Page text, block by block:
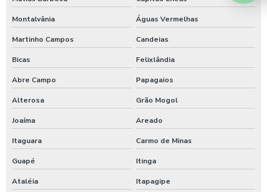
Montalvânia Águas Vermelhas
Martinho Campos Candeias
Bicas Felixlândia
Abre Campo Papagaios
Alterosa Grão Mogol
Joaíma Areado
Itaguara Carmo de Minas
Guapé Itinga
Ataléia Itapagipe